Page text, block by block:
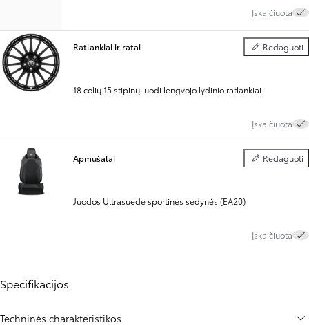
Įskaičiuota
Ratlankiai ir ratai Redaguoti
Ratlankiai ir
18 colių 15 stipinų juodi lengvojo lydinio ratlankiai
Įskaičiuota
Apmušalai Redaguoti
Apmušalai
Juodos Ultrasuede sportinės sėdynės (EA20)
Įskaičiuota
Specifikacijos
Techninės charakteristikos